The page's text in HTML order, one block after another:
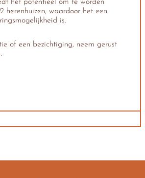
het potentieel om te worden
herenhuizen, waardoor het een
is.
of een bezichtiging, neem gerust